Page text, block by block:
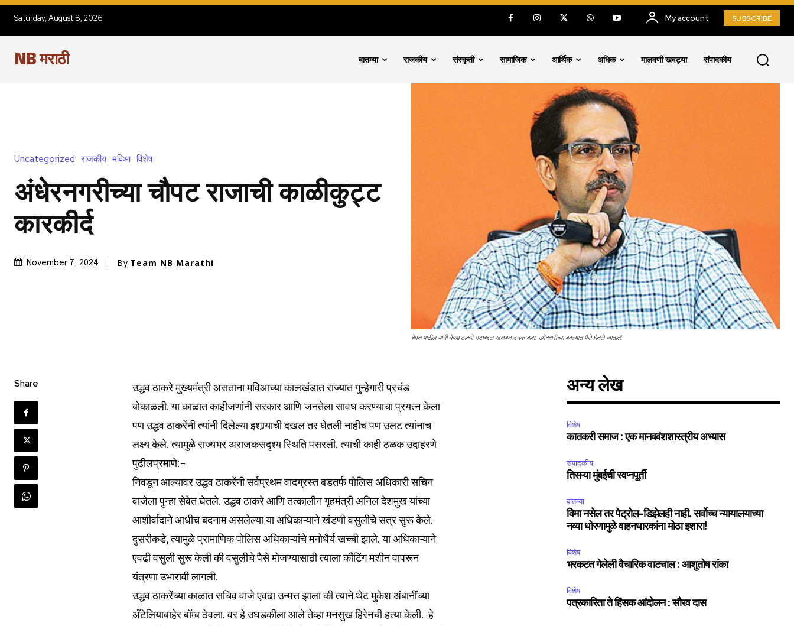
Join our community of
SUBSCRIBERS and be part
of the conversation.
Saturday, August 8, 2026 My account SUBSCRIBE
NB मराठी बातम्या राजकीय संस्कृती सामाजिक आर्थिक अधिक मालवणी खवट्या संपादकीय
Uncategorized राजकीय मविआ विशेष
अंधेरनगरीच्या चौपट राजाची काळीकुट्ट
कारकीर्द
November 7, 2024 By Team NB Marathi
हेमंत पाटील यांनी केला ठाकरे गटाबद्दल खळबळजनक दावा: उमेदवारीच्या बदल्यात पैसे घेतले जातात!
Share
उद्धव ठाकरे मुख्यमंत्री असताना मविआच्या कालखंडात राज्यात गुन्हेगारी प्रचंड
बोकाळली. या काळात काहीजणांनी सरकार आणि जनतेला सावध करण्याचा प्रयत्न केला
पण उद्धव ठाकरेंनी त्यांनी दिलेल्या इशार्‍याची दखल तर घेतली नाहीच पण उलट त्यांनाच
लक्ष्य केले. त्यामुळे राज्यभर अराजकसदृश्य स्थिति पसरली. त्याची काही ठळक उदाहरणे
पुढीलप्रमाणे:-
निवडून आल्यावर उद्धव ठाकरेंनी सर्वप्रथम वादग्रस्त बडतर्फ पोलिस अधिकारी सचिन
वाजेला पुन्हा सेवेत घेतले. उद्धव ठाकरे आणि तत्कालीन गृहमंत्री अनिल देशमुख यांच्या
आशीर्वादाने आधीच बदनाम असलेल्या या अधिकाऱ्याने खंडणी वसुलीचे सत्र सुरू केले.
दुसरीकडे, त्यामुळे प्रामाणिक पोलिस अधिकाऱ्यांचे मनोधैर्य खच्ची झाले. या अधिकाऱ्याने
एवढी वसुली सुरू केली की वसुलीचे पैसे मोजण्यासाठी त्याला कौंटिंग मशीन वापरून
यंत्रणा उभारावी लागली.
उद्धव ठाकरेंच्या काळात सचिव वाजे एवढा उन्मत्त झाला की त्याने थेट मुकेश अंबानींच्या
अँटेलियाबाहेर बॉम्ब ठेवला. वर हे उघडकीला आले तेव्हा मनसुख हिरेनची हत्या केली. हे
अन्य लेख
विशेष
कातकरी समाज : एक मानववंशशास्त्रीय अभ्यास
संपादकीय
तिसऱ्या मुंबईची स्वप्नपूर्ती
बातम्या
विमा नसेल तर पेट्रोल-डिझेलही नाही. सर्वोच्च न्यायालयाच्या
नव्या धोरणामुळे वाहनधारकांना मोठा इशारा!
विशेष
भरकटत गेलेली वैचारिक वाटचाल : आशुतोष रांका
विशेष
पत्रकारिता ते हिंसक आंदोलन : सौरव दास